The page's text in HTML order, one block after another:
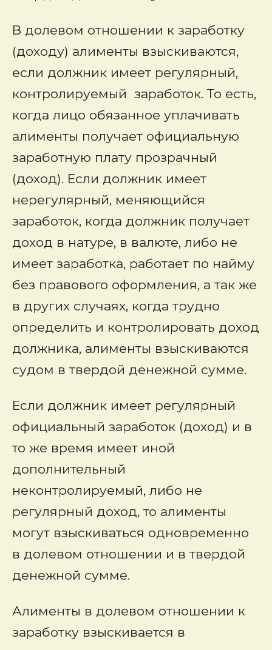
В долевом отношении к заработку
(доходу) алименты взыскиваются,
если должник имеет регулярный,
контролируемый заработок. То есть,
когда лицо обязанное уплачивать
алименты получает официальную
заработную плату прозрачный
(доход). Если должник имеет
нерегулярный, меняющийся
заработок, когда должник получает
доход в натуре, в валюте, либо не
имеет заработка, работает по найму
без правового оформления, а так же
в других случаях, когда трудно
определить и контролировать доход
должника, алименты взыскиваются
судом в твердой денежной сумме.
Если должник имеет регулярный
официальный заработок (доход) и в
то же время имеет иной
дополнительный
неконтролируемый, либо не
регулярный доход, то алименты
могут взыскиваться одновременно
в долевом отношении и в твердой
денежной сумме.
Алименты в долевом отношении к
заработку взыскивается в